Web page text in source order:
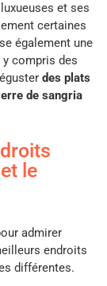
et ses
certaines
également une
y compris des
des plats
de sangria
le
admirer
endroits
différentes.